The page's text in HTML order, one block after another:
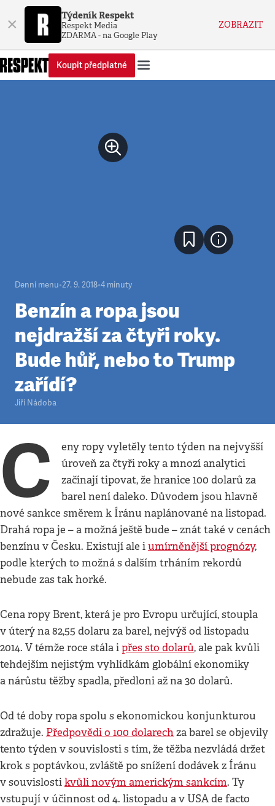
× Týdeník Respekt
Respekt Media
ZDARMA - na Google Play
ZOBRAZIT
Koupit předplatné
Denní menu•27. 9. 2018•4 minuty
Benzín a ropa jsou
nejdražší za čtyři roky.
Bude hůř, nebo to Trump
zařídí?
Jiří Nádoba
C
eny ropy vyletěly tento týden na nejvyšší
úroveň za čtyři roky a mnozí analytici
začínají tipovat, že hranice 100 dolarů za
barel není daleko. Důvodem jsou hlavně
nové sankce směrem k Íránu naplánované na listopad.
Drahá ropa je – a možná ještě bude – znát také v cenách
benzínu v Česku. Existují ale iumírněnější prognózy,
podle kterých to možná s dalším trháním rekordů
nebude zas tak horké.
Cena ropy Brent, která je pro Evropu určující, stoupla
v úterý na 82,55 dolaru za barel, nejvýš od listopadu
2014. V témže roce stála ipřes sto dolarů, ale pak kvůli
tehdejším nejistým vyhlídkám globální ekonomiky
a nárůstu těžby spadla, předloni až na 30 dolarů.
Od té doby ropa spolu s ekonomickou konjunkturou
zdražuje. Předpovědi o 100 dolarechza barel se objevily
tento týden v souvislosti s tím, že těžba nezvládá držet
krok s poptávkou, zvláště po snížení dodávek z Íránu
v souvislostikvůli novým americkým sankcím. Ty
vstupují v účinnost od 4. listopadu a v USA de facto